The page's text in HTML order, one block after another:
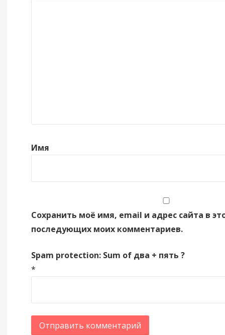
Имя
Сохранить моё имя, email и адрес сайта в
последующих моих комментариев.
Spam protection: Sum of два + пять ?
*